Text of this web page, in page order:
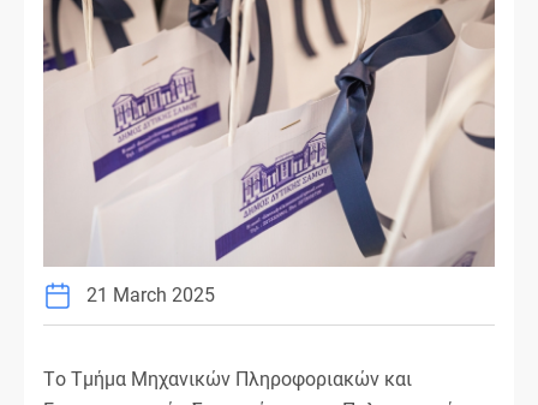
21 March 2025
Tο Τμήμα Μηχανικών Πληροφοριακών και